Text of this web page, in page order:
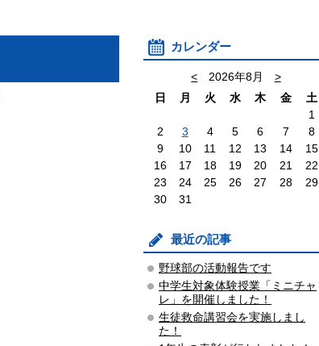
カレンダー
< 2026年8月
>
日
月 火 水 木 金
土
1
2
3 4 5 6 7
8
9
10 11 12 13 14
15
16
17 18 19 20 21
22
23
24 25 26 27 28
29
30
31
最近の記事
野球部の活動報告です
中学生対象体験授業「ミニチャ
レ」を開催しました！
生徒救命講習会を実施しまし
た！